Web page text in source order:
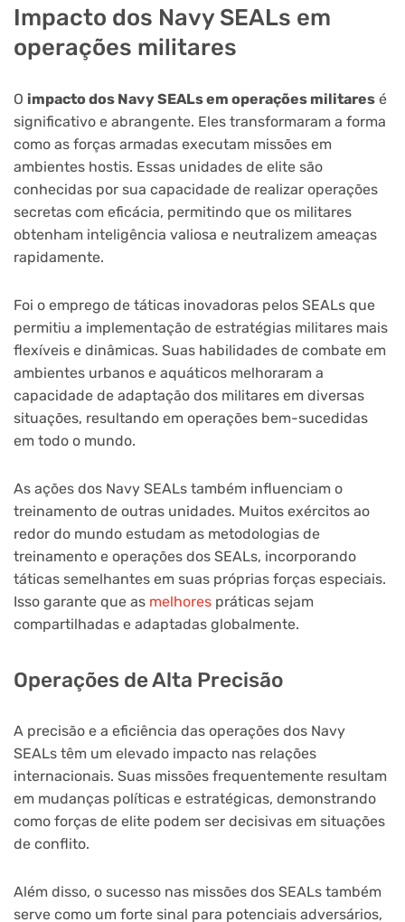
Impacto dos Navy SEALs em
operações militares
O impacto dos Navy SEALs em operações militares é
significativo e abrangente. Eles transformaram a forma
como as forças armadas executam missões em
ambientes hostis. Essas unidades de elite são
conhecidas por sua capacidade de realizar operações
secretas com eficácia, permitindo que os militares
obtenham inteligência valiosa e neutralizem ameaças
rapidamente.
Foi o emprego de táticas inovadoras pelos SEALs que
permitiu a implementação de estratégias militares mais
flexíveis e dinâmicas. Suas habilidades de combate em
ambientes urbanos e aquáticos melhoraram a
capacidade de adaptação dos militares em diversas
situações, resultando em operações bem-sucedidas
em todo o mundo.
As ações dos Navy SEALs também influenciam o
treinamento de outras unidades. Muitos exércitos ao
redor do mundo estudam as metodologias de
treinamento e operações dos SEALs, incorporando
táticas semelhantes em suas próprias forças especiais.
Isso garante que as melhores práticas sejam
compartilhadas e adaptadas globalmente.
Operações de Alta Precisão
A precisão e a eficiência das operações dos Navy
SEALs têm um elevado impacto nas relações
internacionais. Suas missões frequentemente resultam
em mudanças políticas e estratégicas, demonstrando
como forças de elite podem ser decisivas em situações
de conflito.
Além disso, o sucesso nas missões dos SEALs também
serve como um forte sinal para potenciais adversários,